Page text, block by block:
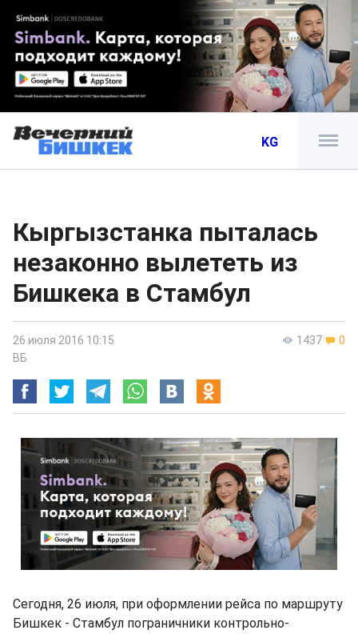
KG
Кыргызстанка пыталась
незаконно вылететь из
Бишкека в Стамбул
1437 0
26 июля 2016 10:15
ВБ
Сегодня, 26 июля, при оформлении рейса по маршруту
Бишкек - Стамбул пограничники контрольно-